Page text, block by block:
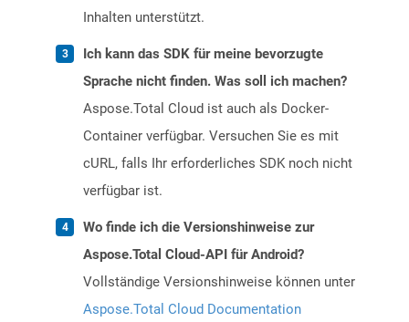
Inhalten unterstützt.
Ich kann das SDK für meine bevorzugte
Sprache nicht finden. Was soll ich machen?
Aspose.Total Cloud ist auch als Docker-
Container verfügbar. Versuchen Sie es mit
cURL, falls Ihr erforderliches SDK noch nicht
verfügbar ist.
Wo finde ich die Versionshinweise zur
Aspose.Total Cloud-API für Android?
Vollständige Versionshinweise können unter
Aspose.Total Cloud Documentation